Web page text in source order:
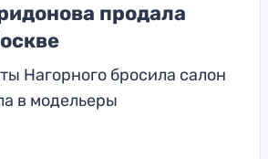
продала
Нагорного бросила салон
в модельеры